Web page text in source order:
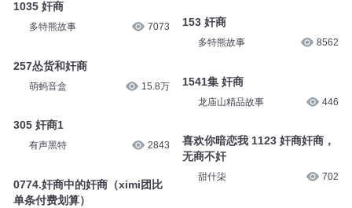
1035 奸商
多特熊故事 7073
257怂货和奸商
萌蚂音盒 15.8万
305 奸商1
有声黑特 2843
0774.奸商中的奸商（ximi团比
单条付费划算）
153 奸商
多特熊故事 8562
1541集 奸商
龙庙山精品故事 446
喜欢你暗恋我 1123 奸商奸商，
无商不奸
甜什柒 702